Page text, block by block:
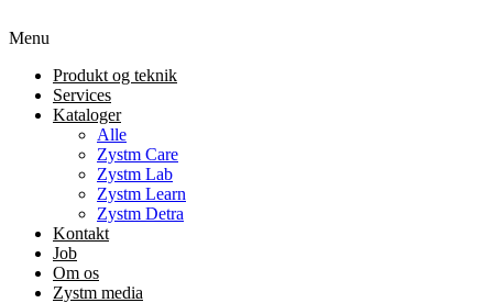
Menu
Produkt og teknik
Services
Kataloger
Alle
Zystm Care
Zystm Lab
Zystm Learn
Zystm Detra
Kontakt
Job
Om os
Zystm media